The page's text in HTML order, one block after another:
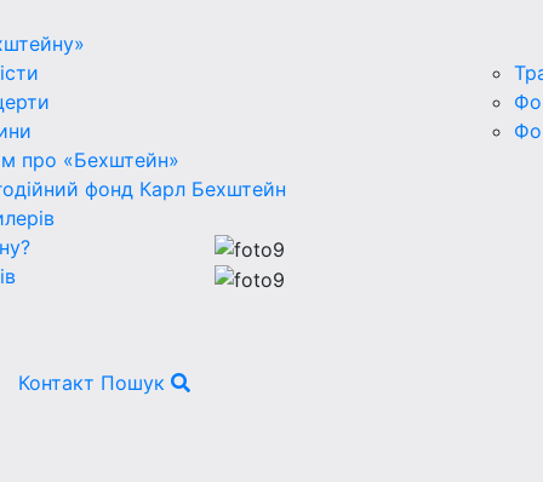
про «Бехштейн»
фонд Карл Бехштейн
Контакт Пошук